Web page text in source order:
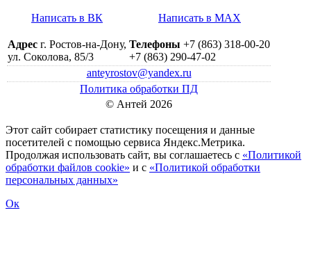
Написать в ВК Написать в MAX
Адрес г. Ростов-на-Дону,
ул. Соколова, 85/3
Телефоны +7 (863) 318-00-20
+7 (863) 290-47-02
anteyrostov@yandex.ru
Политика обработки ПД
© Антей 2026
Этот сайт собирает статистику посещения и данные
посетителей c помощью сервиса Яндекс.Метрика.
Продолжая использовать сайт, вы соглашаетесь с «Политикой
обработки файлов cookie» и с «Политикой обработки
персональных данных»
Ок